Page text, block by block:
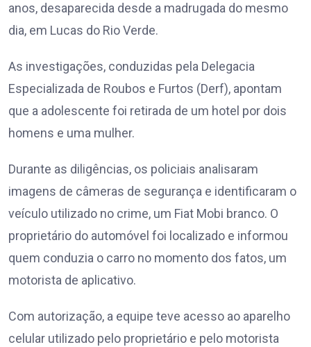
anos, desaparecida desde a madrugada do mesmo
dia, em Lucas do Rio Verde.
As investigações, conduzidas pela Delegacia
Especializada de Roubos e Furtos (Derf), apontam
que a adolescente foi retirada de um hotel por dois
homens e uma mulher.
Durante as diligências, os policiais analisaram
imagens de câmeras de segurança e identificaram o
veículo utilizado no crime, um Fiat Mobi branco. O
proprietário do automóvel foi localizado e informou
quem conduzia o carro no momento dos fatos, um
motorista de aplicativo.
Com autorização, a equipe teve acesso ao aparelho
celular utilizado pelo proprietário e pelo motorista